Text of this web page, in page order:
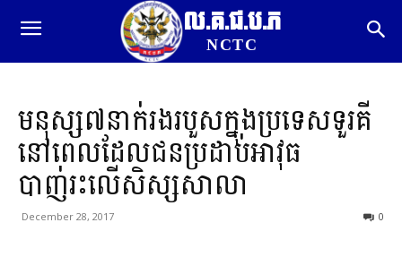
ល.គ.ជ.ប.ភ
NCTC
មនុស្ស៧នាក់រងរបួសក្នុងប្រទេសទួរគី
នៅពេលដែលជនប្រដាប់អាវុធ
បាញ់រះលើសិស្សសាលា
December 28, 2017 0